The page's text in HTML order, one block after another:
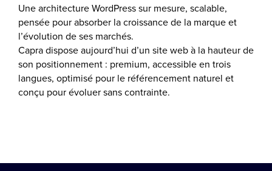
Une architecture WordPress sur mesure, scalable,
pensée pour absorber la croissance de la marque et
l’évolution de ses marchés.
Capra dispose aujourd’hui d’un site web à la hauteur de
son positionnement : premium, accessible en trois
langues, optimisé pour le référencement naturel et
conçu pour évoluer sans contrainte.